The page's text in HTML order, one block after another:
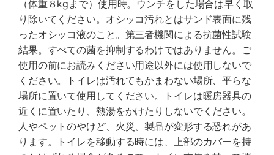
（体重８kgまで）使用時。ウンチをした場合は早く取
り除いてください。オシッコ汚れとはサンド表面に残
ったオシッコ液のこと。第三者機関による抗菌性試験
結果。すべての菌を抑制するわけではありません。ご
使用の前にお読みください用途以外には使用しないで
ください。トイレは汚れてもかまわない場所、平らな
場所に置いて使用してください。トイレは暖房器具の
近くに置いたり、熱湯をかけたりしないでください。
人やペットのやけど、火災、製品が変形する恐れがあ
ります。トイレを移動する時には、上部のカバーを持